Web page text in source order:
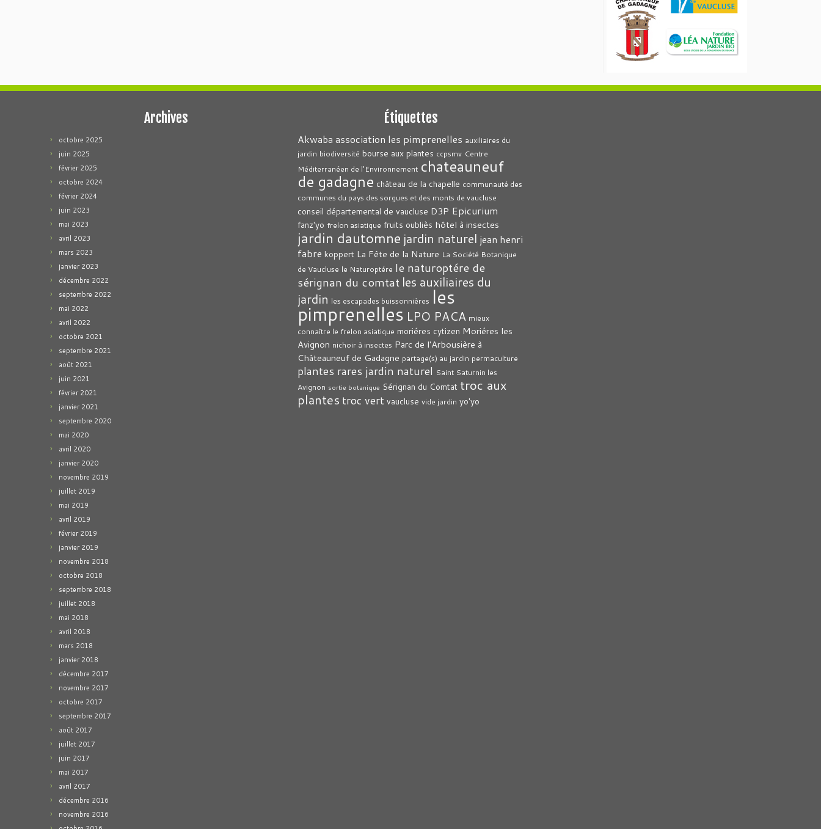
Archives
octobre 2025
juin 2025
février 2025
octobre 2024
février 2024
juin 2023
mai 2023
avril 2023
mars 2023
janvier 2023
décembre 2022
septembre 2022
mai 2022
avril 2022
octobre 2021
septembre 2021
août 2021
juin 2021
février 2021
janvier 2021
septembre 2020
mai 2020
avril 2020
janvier 2020
novembre 2019
juillet 2019
mai 2019
avril 2019
février 2019
janvier 2019
novembre 2018
octobre 2018
septembre 2018
juillet 2018
mai 2018
avril 2018
mars 2018
janvier 2018
décembre 2017
novembre 2017
octobre 2017
septembre 2017
août 2017
juillet 2017
juin 2017
mai 2017
avril 2017
décembre 2016
novembre 2016
Étiquettes
Akwaba association les pimprenelles auxiliaires du
jardin biodiversité bourse aux plantes ccpsmv Centre
Méditerranéen de l’Environnement chateauneuf
de gadagne château de la chapelle communauté des
communes du pays des sorgues et des monts de vaucluse
conseil départemental de vaucluse D3P Epicurium
fanz'yo frelon asiatique fruits oubliès hôtel à insectes
jardin dautomne jardin naturel jean henri
fabre koppert La Fête de la Nature La Société Botanique
de Vaucluse le Naturoptére le naturoptére de
sérignan du comtat les auxiliaires du
jardin les escapades buissonnières les
pimprenelles LPO PACA mieux
connaître le frelon asiatique moriéres cytizen Moriéres les
Avignon nichoir à insectes Parc de l'Arbousière à
Châteauneuf de Gadagne partage(s) au jardin permaculture
plantes rares jardin naturel Saint Saturnin les
Avignon sortie botanique Sérignan du Comtat troc aux
plantes troc vert vaucluse vide jardin yo'yo